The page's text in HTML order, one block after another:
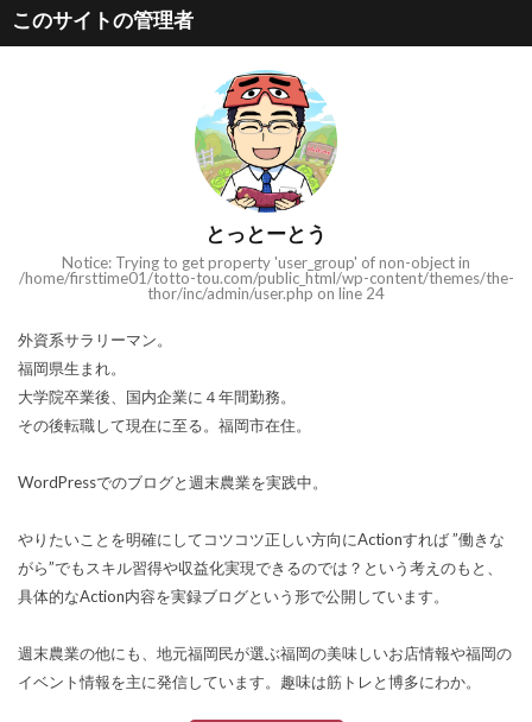
このサイトの管理者
とっとーとう
Notice: Trying to get property 'user_group' of non-object in
/home/firsttime01/totto-tou.com/public_html/wp-content/themes/the-
thor/inc/admin/user.php on line 24
外資系サラリーマン。
福岡県生まれ。
大学院卒業後、国内企業に４年間勤務。
その後転職して現在に至る。福岡市在住。
WordPressでのブログと週末農業を実践中。
やりたいことを明確にしてコツコツ正しい方向にActionすれば ”働きな
がら”でもスキル習得や収益化実現できるのでは？という考えのもと、
具体的なAction内容を実録ブログという形で公開しています。
週末農業の他にも、地元福岡民が選ぶ福岡の美味しいお店情報や福岡の
イベント情報を主に発信しています。趣味は筋トレと博多にわか。